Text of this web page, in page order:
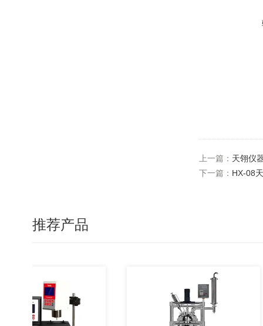
上一篇： 天翎仪
下一篇： HX-08
推荐产品